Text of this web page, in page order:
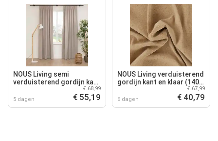
NOUS Living semi
verduisterend gordijn kant
en klaar Stockholm (per
stuk) (140 x 270 cm)
5 dagen
€ 68,99
€ 55,19
NOUS Living verduisterend
gordijn kant en klaar (140 x
6 dagen
€ 67,99
€ 40,79